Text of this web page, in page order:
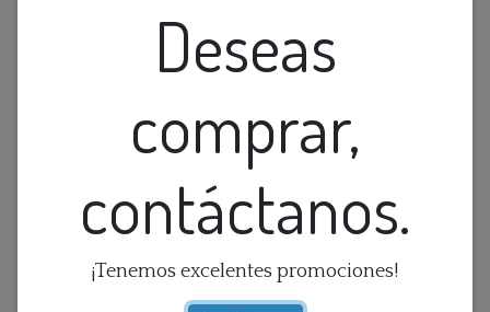
Deseas
comprar,
contáctanos.
¡Tenemos excelentes promociones!